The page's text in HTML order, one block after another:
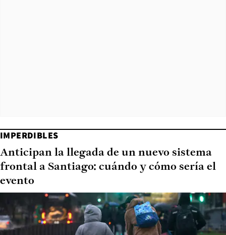
IMPERDIBLES
Anticipan la llegada de un nuevo sistema
frontal a Santiago: cuándo y cómo sería el
evento